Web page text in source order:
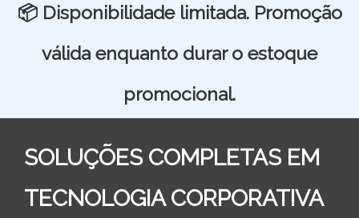
📦 Disponibilidade limitada. Promoção
válida enquanto durar o estoque
promocional.
SOLUÇÕES COMPLETAS EM
TECNOLOGIA CORPORATIVA